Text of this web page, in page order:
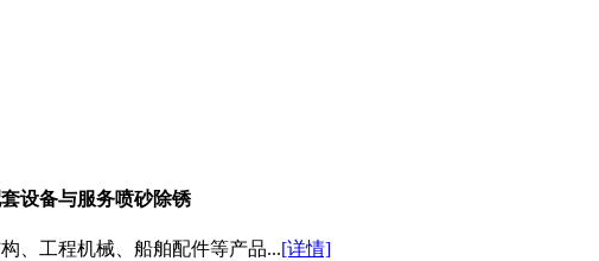
设备与服务喷砂除锈
、工程机械、船舶配件等产品...[详情]